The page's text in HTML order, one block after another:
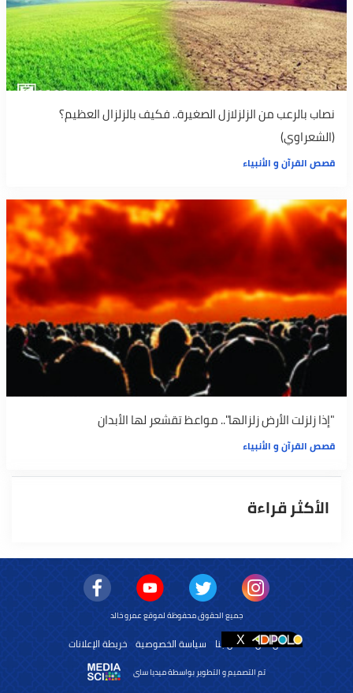
نصاب بالرعب من الزلزلازل الصغيرة.. فكيف بالزلزال العظيم؟
(الشعراوي)
قصص القرآن و الأنبياء
"إذا زلزلت الأرض زلزالها".. مواعظ تقشعر لها الأبدان
قصص القرآن و الأنبياء
الأكثر قراءة
جميع الحقوق محفوظة لموقع عمرو خالد
من نحن اتصل بنا سياسة الخصوصية خريطة الإعلانات
تم التصميم و التطوير بواسطة ميديا ساى